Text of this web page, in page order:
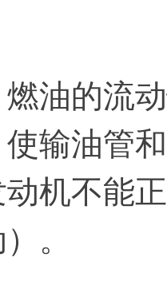
油的流
输油管
机不能
。